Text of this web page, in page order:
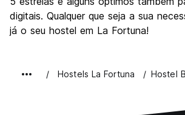
digitais. Qualquer que seja a sua
já o seu hostel em La Fortuna!
Hostels La Fortuna Hostel